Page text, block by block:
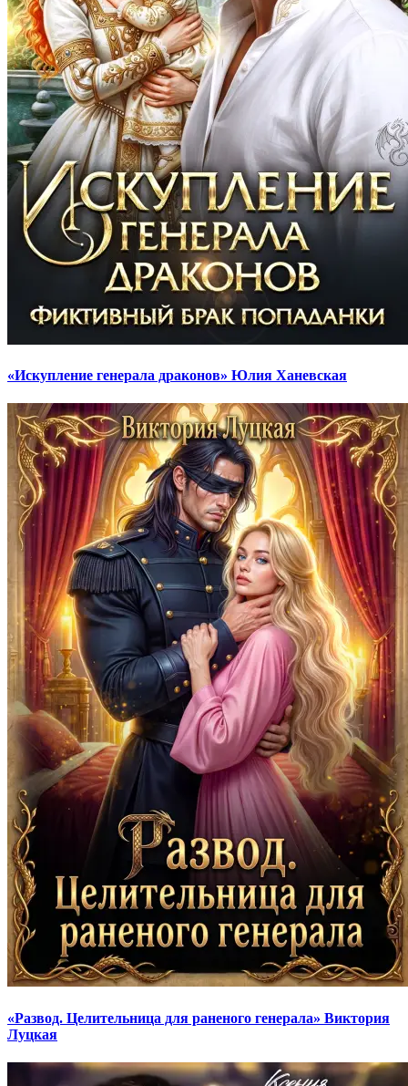
«Искупление генерала драконов» Юлия Ханевская
«Развод. Целительница для раненого генерала» Виктория
Луцкая